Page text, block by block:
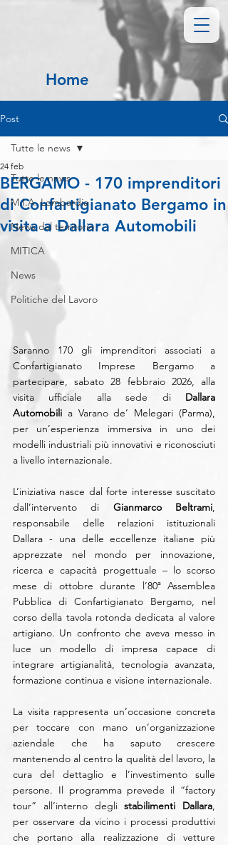
Home
Post
Tutte le news
M.I.A. Lombardia
News dal territorio
MITICA
News
Politiche del Lavoro
Tutte le news
BERGAMO - 170 imprenditori
di Confartigianato Bergamo in
visita a Dallara Automobili
24 feb
Saranno 170 gli imprenditori associati a
Confartigianato Imprese Bergamo a
partecipare, sabato 28 febbraio 2026, alla
visita ufficiale alla sede di Dallara
Automobili a Varano de’ Melegari (Parma),
per un’esperienza immersiva in uno dei
modelli industriali più innovativi e riconosciuti
a livello internazionale.
L’iniziativa nasce dal forte interesse suscitato
dall’intervento di Gianmarco Beltrami
responsabile delle relazioni istituzionali
Dallara - una delle eccellenze italiane più
apprezzate nel mondo per innovazione,
ricerca e capacità progettuale – lo scorso
mese di ottobre durante l’80ª Assemblea
Pubblica di Confartigianato Bergamo, nel
corso della tavola rotonda dedicata al valore
artigiano. Un confronto che aveva messo in
luce un modello di impresa capace di
integrare artigianalità, tecnologia avanzata,
formazione continua e visione internazionale.
La visita rappresenta un’occasione concreta
per toccare con mano un’organizzazione
aziendale che ha saputo crescere
mantenendo al centro la qualità del lavoro, la
cura del dettaglio e l’investimento sulle
persone. Il programma prevede il “factory
tour” all’interno degli stabilimenti Dallara
per osservare da vicino i processi produttivi
che portano alla realizzazione di vetture